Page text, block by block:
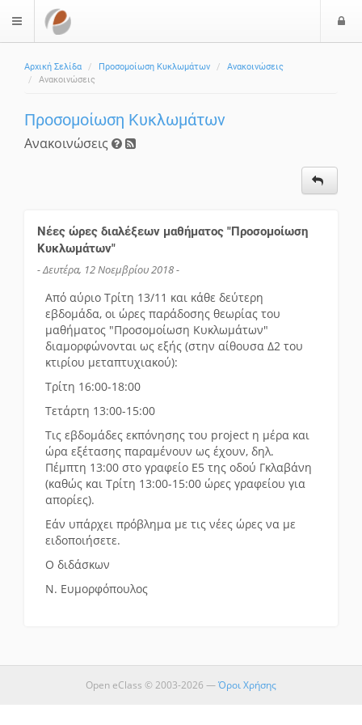
$langMenu
Αρχική Σελίδα Προσομοίωση Κυκλωμάτων
Ανακοινώσεις
Ανακοινώσεις
Προσομοίωση Κυκλωμάτων
Ανακοινώσεις
Νέες ώρες διαλέξεων μαθήματος "Προσομοίωση
Κυκλωμάτων"
- Δευτέρα, 12 Νοεμβρίου 2018 -
Από αύριο Τρίτη 13/11 και κάθε δεύτερη
εβδομάδα, οι ώρες παράδοσης θεωρίας του
μαθήματος "Προσομοίωση Κυκλωμάτων"
διαμορφώνονται ως εξής (στην αίθουσα Δ2 του
κτιρίου μεταπτυχιακού):
Τρίτη 16:00-18:00
Τετάρτη 13:00-15:00
Τις εβδομάδες εκπόνησης του project η μέρα και
ώρα εξέτασης παραμένουν ως έχουν, δηλ.
Πέμπτη 13:00 στο γραφείο Ε5 της οδού Γκλαβάνη
(καθώς και Τρίτη 13:00-15:00 ώρες γραφείου για
απορίες).
Εάν υπάρχει πρόβλημα με τις νέες ώρες να με
ειδοποιήσετε.
Ο διδάσκων
Ν. Ευμορφόπουλος
Open eClass © 2003-2026 —Όροι Χρήσης